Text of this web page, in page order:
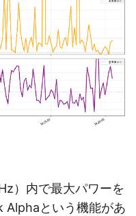
）内で最大パワーを
Alphaという機能があ